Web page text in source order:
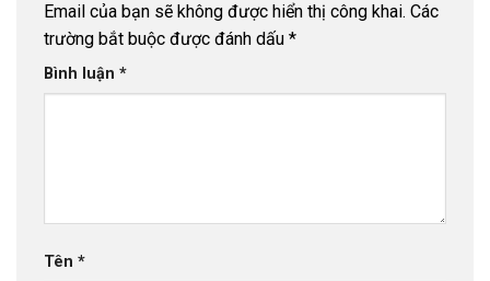
Email của bạn sẽ không được hiển thị công khai. Các
trường bắt buộc được đánh dấu *
Bình luận *
Tên *